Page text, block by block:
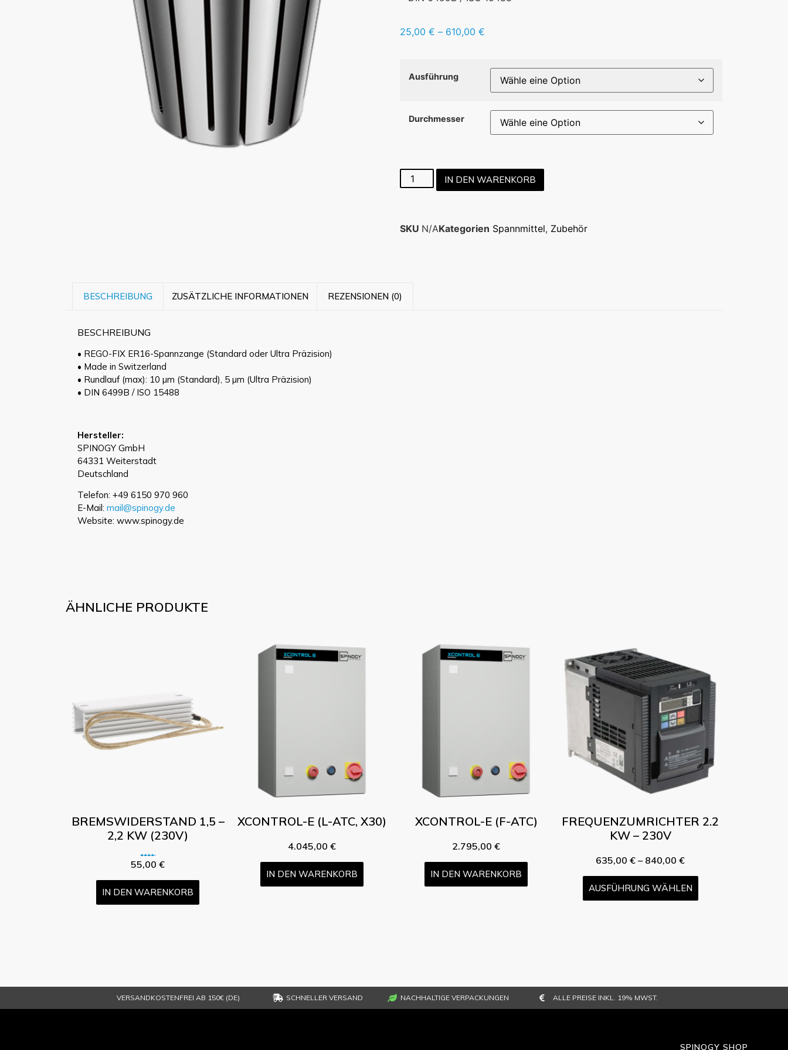
25,00 € – 610,00 €
Ausführung
Durchmesser
IN DEN WARENKORB
SKU N/AKategorien Spannmittel, Zubehör
BESCHREIBUNG ZUSÄTZLICHE INFORMATIONEN REZENSIONEN (0)
BESCHREIBUNG
• REGO-FIX ER16-Spannzange (Standard oder Ultra Präzision)
• Made in Switzerland
• Rundlauf (max): 10 µm (Standard), 5 µm (Ultra Präzision)
• DIN 6499B / ISO 15488
Hersteller:
SPINOGY GmbH
64331 Weiterstadt
Deutschland
Telefon: +49 6150 970 960
E-Mail: mail@spinogy.de
Website: www.spinogy.de
ÄHNLICHE PRODUKTE
BREMSWIDERSTAND 1,5 –
2,2 KW (230V)
mit
5.00
von 5
55,00 €
IN DEN WARENKORB
XCONTROL-E (L-ATC, X30)
4.045,00 €
IN DEN WARENKORB
XCONTROL-E (F-ATC)
2.795,00 €
IN DEN WARENKORB
FREQUENZUMRICHTER 2.2
KW – 230V
635,00 € – 840,00 €
AUSFÜHRUNG WÄHLEN
VERSANDKOSTENFREI AB 150€ (DE) SCHNELLER VERSAND NACHHALTIGE VERPACKUNGEN ALLE PREISE INKL. 19% MWST.
SPINOGY SHOP